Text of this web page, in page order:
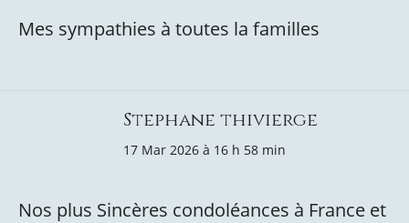
Mes sympathies à toutes la familles
Stephane thivierge
17 Mar 2026 à 16 h 58 min
Nos plus Sincères condoléances à France et